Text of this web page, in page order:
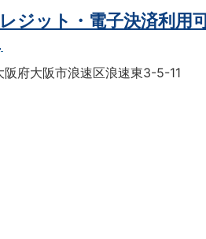
レジット・電子決済利
阪府大阪市浪速区浪速東3-5-11